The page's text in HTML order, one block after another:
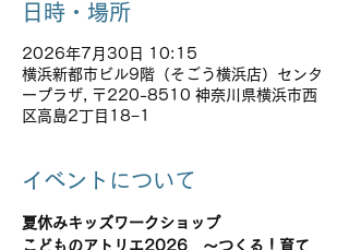
日時・場所
2026年7月30日 10:15
横浜新都市ビル9階（そごう横浜店）センタ
ープラザ, 〒220-8510 神奈川県横浜市西
区高島2丁目18−1
イベントについて
夏休みキッズワークショップ
こどものアトリエ2026　～つくる！育て